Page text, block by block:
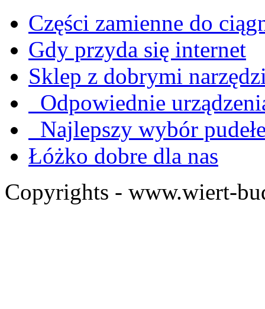
Części zamienne do
Gdy przyda się internet
Sklep z dobrymi
Odpowiednie
Najlepszy wybór
Łóżko dobre dla nas
Copyrights - www.wiert-